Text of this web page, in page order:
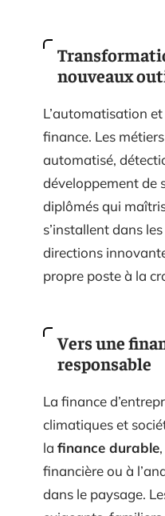
nouveaux
L’automatisation
finance. Les
automatisé,
développement de
diplômés qui
s’installent dans
directions
propre poste à la
Vers une
responsable
La finance
climatiques et
la finance durable
financière ou à
dans le paysage.